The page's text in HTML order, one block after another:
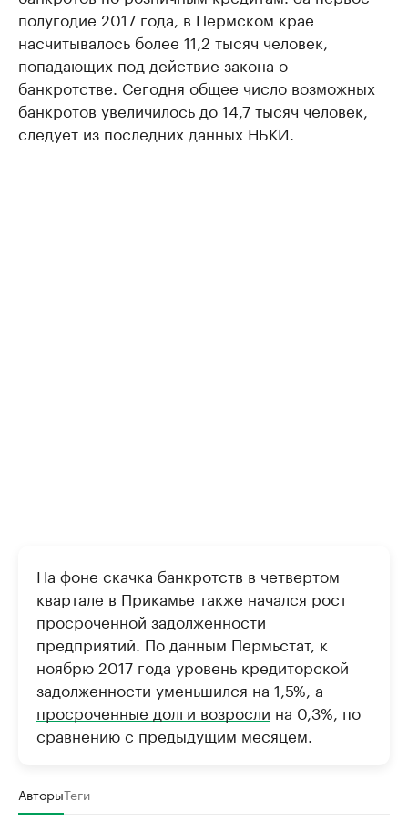
полугодие 2017 года, в Пермском крае
насчитывалось более 11,2 тысяч человек,
попадающих под действие закона о
банкротстве. Сегодня общее число возможных
банкротов увеличилось до 14,7 тысяч человек,
следует из последних данных НБКИ.
На фоне скачка банкротств в четвертом
квартале в Прикамье также начался рост
просроченной задолженности
предприятий. По данным Пермьстат, к
ноябрю 2017 года уровень кредиторской
задолженности уменьшился на 1,5%, а
просроченные долги возросли на 0,3%, по
сравнению с предыдущим месяцем.​
АвторыТеги